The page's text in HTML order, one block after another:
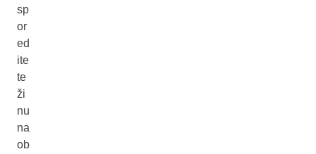
sp
or
ed
ite
te
ži
nu
na
ob